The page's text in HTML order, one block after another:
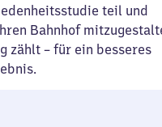
teil und
Bahnhof
zählt – für ein besseres